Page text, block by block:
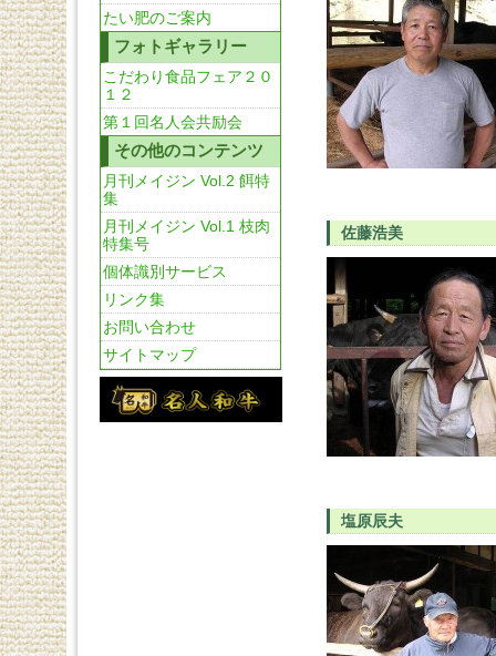
佐藤浩美
塩原辰夫
たい肥のご案内
フォトギャラリー
こだわり食品フェア２０
１２
第１回名人会共励会
その他のコンテンツ
月刊メイジン Vol.2 餌特
集
月刊メイジン Vol.1 枝肉
特集号
個体識別サービス
リンク集
お問い合わせ
サイトマップ